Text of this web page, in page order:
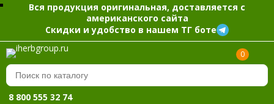
Вся продукция оригинальная, доставляется с
американского сайта
Скидки и удобство в нашем ТГ боте
0
8 800 555 32 74